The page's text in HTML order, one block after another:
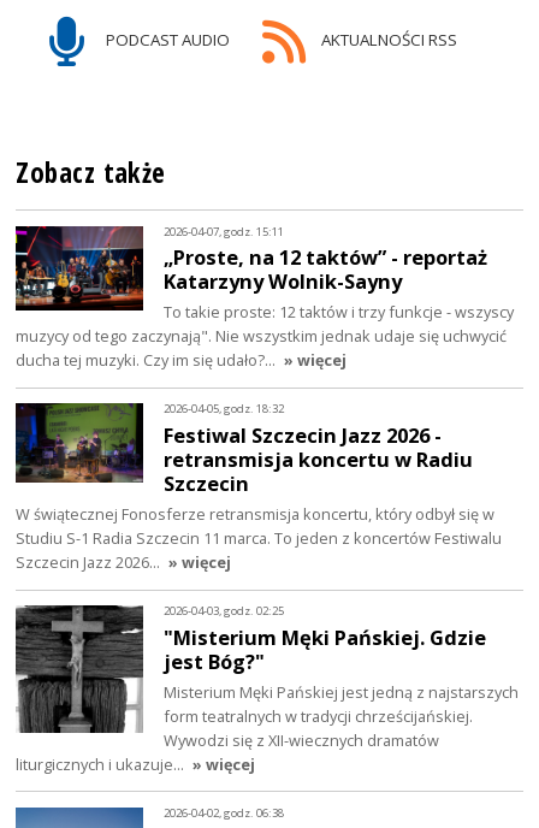
PODCAST AUDIO AKTUALNOŚCI RSS
Zobacz także
2026-04-07, godz. 15:11
„Proste, na 12 taktów” - reportaż
Katarzyny Wolnik-Sayny
To takie proste: 12 taktów i trzy funkcje - wszyscy
muzycy od tego zaczynają". Nie wszystkim jednak udaje się uchwycić
ducha tej muzyki. Czy im się udało?… » więcej
2026-04-05, godz. 18:32
Festiwal Szczecin Jazz 2026 -
retransmisja koncertu w Radiu
Szczecin
W świątecznej Fonosferze retransmisja koncertu, który odbył się w
Studiu S-1 Radia Szczecin 11 marca. To jeden z koncertów Festiwalu
Szczecin Jazz 2026… » więcej
2026-04-03, godz. 02:25
"Misterium Męki Pańskiej. Gdzie
jest Bóg?"
Misterium Męki Pańskiej jest jedną z najstarszych
form teatralnych w tradycji chrześcijańskiej.
Wywodzi się z XII-wiecznych dramatów
liturgicznych i ukazuje… » więcej
2026-04-02, godz. 06:38